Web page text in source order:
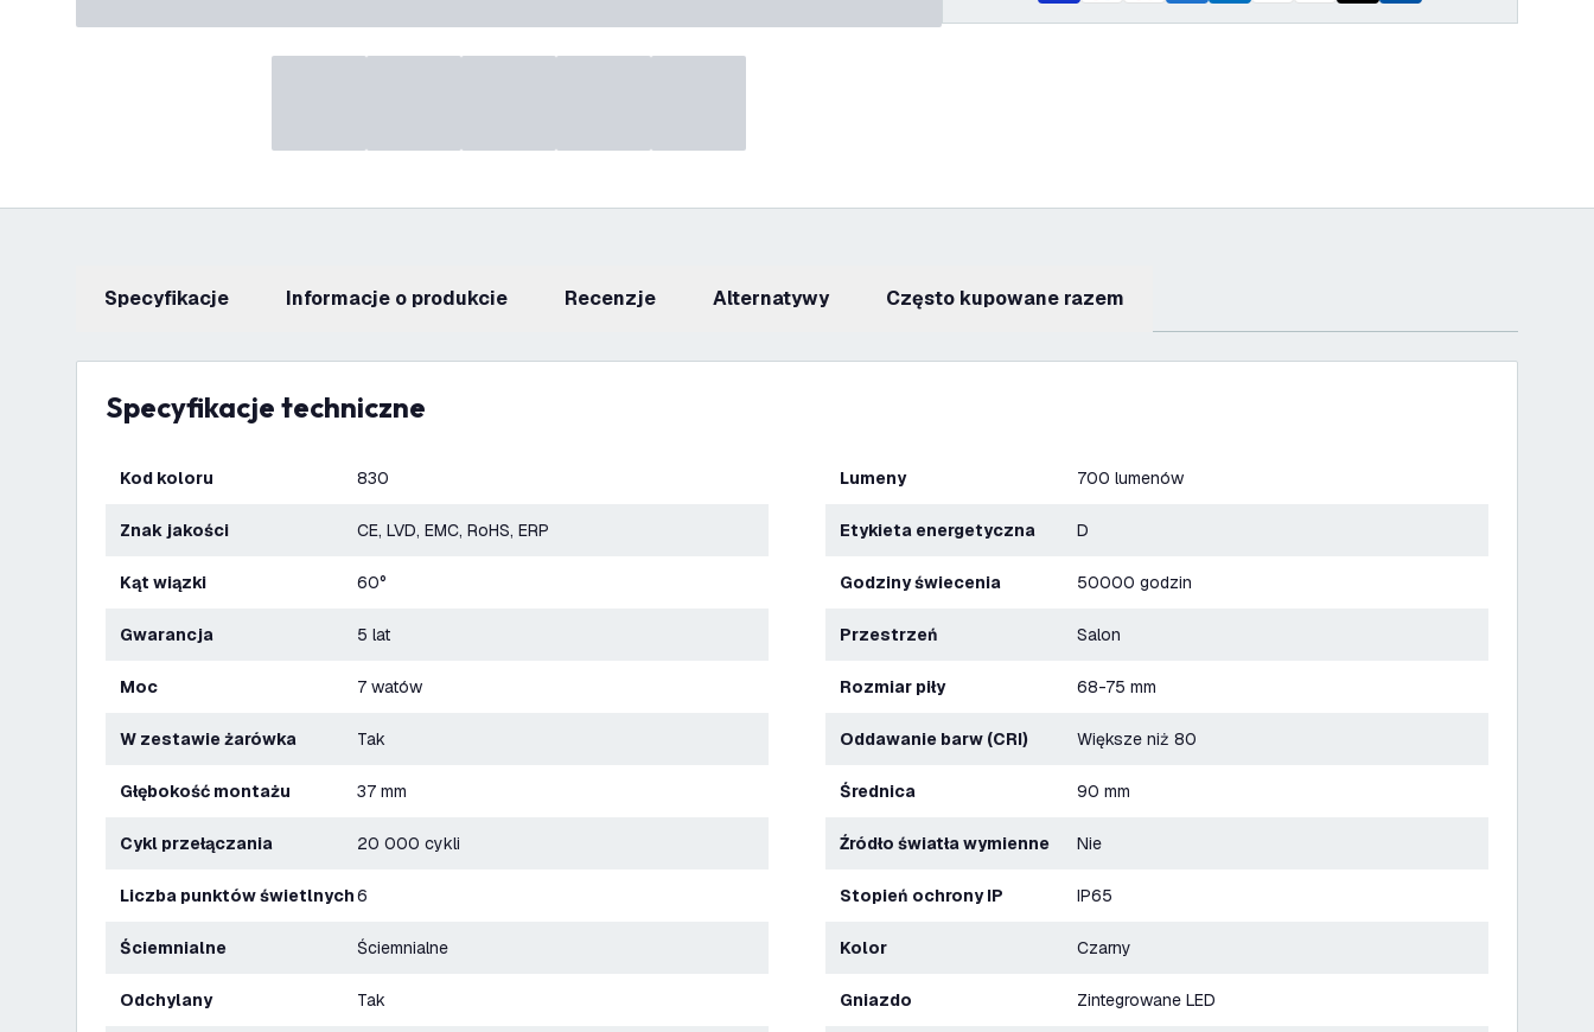
Specyfikacje informacje o produkcie recenzje Alternatywy Często kupowane razem
Specyfikacje techniczne
Kod koloru 830
Znak jakości CE, LVD, EMC, RoHS, ERP
Kąt wiązki 60°
Gwarancja 5 lat
Moc 7 watów
W zestawie żarówka Tak
Głębokość montażu 37 mm
Cykl przełączania 20 000 cykli
Liczba punktów świetlnych6
Ściemnialne Ściemnialne
Odchylany Tak
Lumeny 700 lumenów
Etykieta energetyczna D
Godziny świecenia 50000 godzin
Przestrzeń Salon
Rozmiar piły 68-75 mm
Oddawanie barw (CRI) Większe niż 80
Średnica 90 mm
Źródło światła wymienne Nie
Stopień ochrony IP IP65
Kolor Czarny
Gniazdo Zintegrowane LED